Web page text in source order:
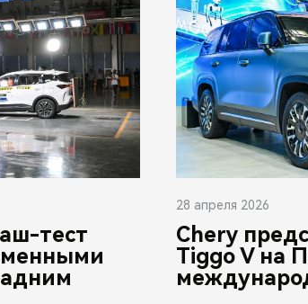
тест
28 апреля 2026
Chery
Tiggo V на